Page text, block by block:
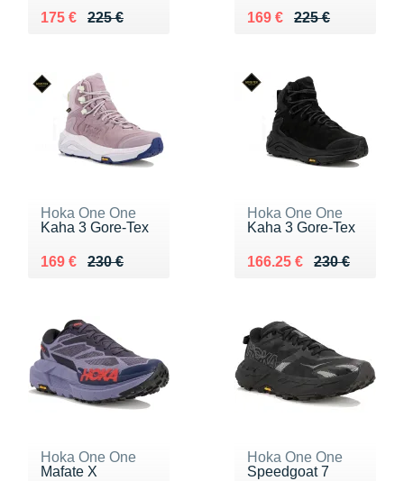
225 €
Au lieu de 225 €
175 €
Vendu 175 € 225 €
Au lieu de 225 €
169 €
Vendu 169 €
Hoka One One
Kaha 3 Gore-Tex
230 €
Au lieu de 230 €
169 €
Vendu 169 €
Hoka One One
Kaha 3 Gore-Tex
230 €
Au lieu de 230 €
166.25 €
Vendu 166.25 €
Hoka One One
Mafate X
Hoka One One
Speedgoat 7